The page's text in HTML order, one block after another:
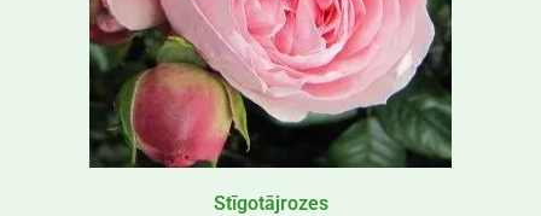
Stīgotājrozes